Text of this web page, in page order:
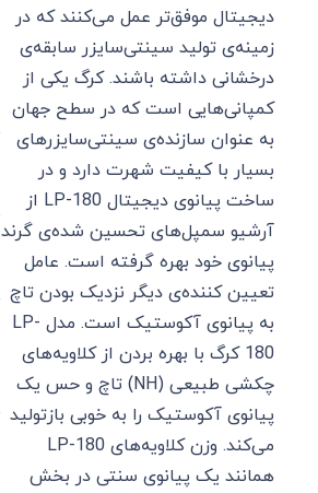
دیجیتال موفق‌تر عمل می‌کنند که در
زمینه‌ی تولید سینتی‌سایزر سابقه‌ی
درخشانی داشته باشند. کرگ یکی از
کمپانی‌هایی است که در سطح جهان
به عنوان سازنده‌ی سینتی‌سایزرهای
بسیار با کیفیت شهرت دارد و در
ساخت پیانوی دیجیتال LP-180 از
آرشیو سمپل‌های تحسین شده‌ی گرند
پیانوی خود بهره گرفته است. عامل
تعیین کننده‌ی دیگر نزدیک بودن تاچ
به پیانوی آکوستیک است. مدل LP-
180 کرگ با بهره بردن از کلاویه‌های
چکشی طبیعی (NH) تاچ و حس یک
پیانوی آکوستیک را به خوبی بازتولید
می‌کند. وزن کلاویه‌های LP-180
همانند یک پیانوی سنتی در بخش